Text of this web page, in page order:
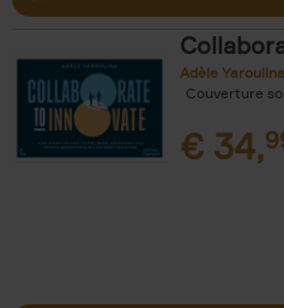
Adèle Yaroulina
Couverture
€ 34,